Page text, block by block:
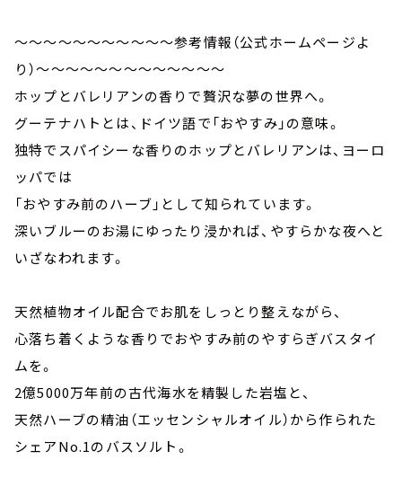
～～～～～～～～～～～参考情報（公式ホームページよ
り）～～～～～～～～～～～～～
ホップとバレリアンの香りで贅沢な夢の世界へ。
グーテナハトとは、ドイツ語で「おやすみ」の意味。
独特でスパイシーな香りのホップとバレリアンは、ヨーロ
ッパでは
「おやすみ前のハーブ」として知られています。
深いブルーのお湯にゆったり浸かれば、やすらかな夜へと
いざなわれます。
天然植物オイル配合でお肌をしっとり整えながら、
心落ち着くような香りでおやすみ前のやすらぎバスタイ
ムを。
2億5000万年前の古代海水を精製した岩塩と、
天然ハーブの精油（エッセンシャルオイル）から作られた
シェアNo.1のバスソルト。